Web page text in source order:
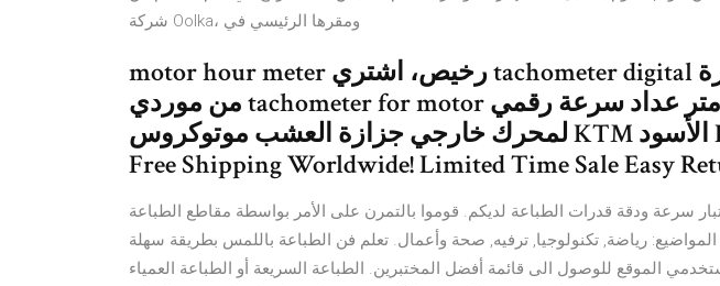
شركة Oolka، ومقرها الرئيسي في
motor hour meter رخيص، اشتري tachometer digital عالي الجودة مباشرة
من موردي tachometer for motor إعادة تعيين ساعة متر عداد سرعة رقمي
لمحرك خارجي جزازة العشب موتوكروس KTM الأسود RL-HM016R Enjoy
Free Shipping Worldwide! Limited Time Sale Easy
سرعة ودقة قدرات الطباعة لديكم. قوموا بالتمرن على الأمر بواسطة مقاطع الطباعة
المواضيع: رياضة, تكنولوجيا, ترفيه, صحة وأعمال. تعلم فن الطباعة باللمس بطريقة سهلة
الموقع للوصول الى قائمة أفضل المختبرين. الطباعة السريعة أو الطباعة العمياء